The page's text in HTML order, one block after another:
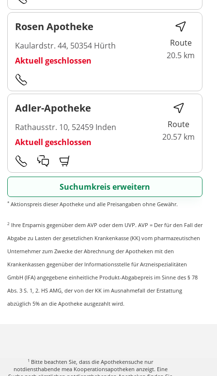
Rosen Apotheke
Kaulardstr. 44, 50354 Hürth
Aktuell geschlossen
Route
20.5 km
Adler-Apotheke
Rathausstr. 10, 52459 Inden
Aktuell geschlossen
Route
20.57 km
Suchumkreis erweitern
* Aktionspreis dieser Apotheke und alle Preisangaben ohne Gewähr.
2 Ihre Ersparnis gegenüber dem AVP oder dem UVP. AVP = Der für den Fall der
Abgabe zu Lasten der gesetzlichen Krankenkasse (KK) vom pharmazeutischen
Unternehmer zum Zwecke der Abrechnung der Apotheken mit den
Krankenkassen gegenüber der Informationsstelle für Arzneispezialitäten
GmbH (IFA) angegebene einheitliche Produkt-Abgabepreis im Sinne des § 78
Abs. 3 S. 1, 2. HS AMG, der von der KK im Ausnahmefall der Erstattung
abzüglich 5% an die Apotheke ausgezahlt wird.
1 Bitte beachten Sie, dass die Apothekensuche nur
notdiensthabende mea Kooperationsapotheken anzeigt. Eine